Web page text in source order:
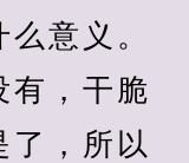
意义。
，干脆
了，所以